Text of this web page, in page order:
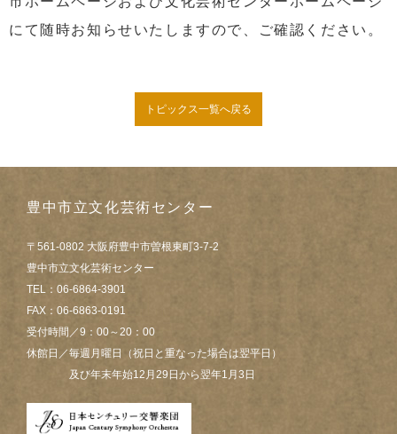
にて随時お知らせいたしますので、ご確認ください。
トピックス一覧へ戻る
豊中市立文化芸術センター
〒561-0802 大阪府豊中市曽根東町3-7-2
豊中市立文化芸術センター
TEL：06-6864-3901
FAX：06-6863-0191
受付時間／9：00～20：00
休館日／毎週月曜日（祝日と重なった場合は翌平日）
及び年末年始12月29日から翌年1月3日